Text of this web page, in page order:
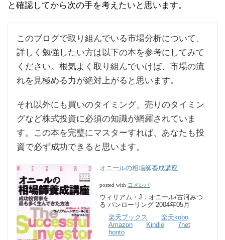
と確認してから次の手を考えたいと思います。
このブログで取り組んでいる市場分析について、
詳しく勉強したい方は以下の本を参考にしてみて
ください。根気よく取り組んでいけば、市場の流
れを見極める力が絶対上がると思います。
それ以外にも買いのタイミング、売りのタイミン
グなど株式投資に必須の知識が網羅されていま
す。この本を完璧にマスターすれば、あなたも投
資で必ず成功できると思います。
オニールの相場師養成講座
posted with ヨメレバ
ウィリアム・J．オニール/古河みつ
る パンローリング 2004年05月
楽天ブックス
楽天kobo
Amazon
Kindle
7net
honto